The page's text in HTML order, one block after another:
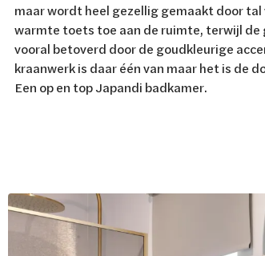
maar wordt heel gezellig gemaakt door
warmte toets toe aan de ruimte, terwijl de
vooral betoverd door de goudkleurige
kraanwerk is daar één van maar het is de
Een op en top Japandi badkamer.